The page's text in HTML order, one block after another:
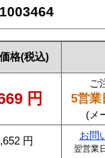
格(税込)
円
ご
5営業
(メ
円 お問
翌営業